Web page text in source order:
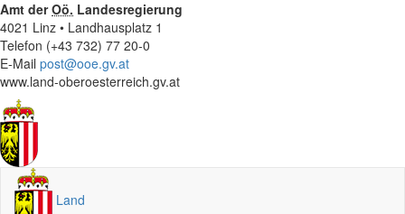
Amt derOö. Landesregierung
4021 Linz • Landhausplatz 1
Telefon (+43 732) 77 20-0
E-Mail post@ooe.gv.at
www.land-oberoesterreich.gv.at
Land